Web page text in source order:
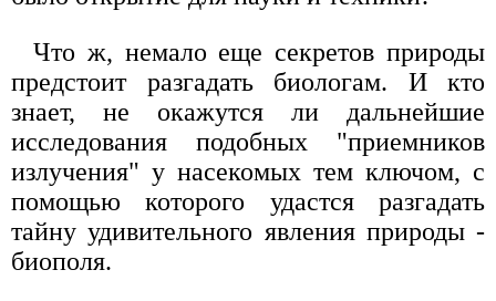
Что ж, немало еще секретов природы
предстоит разгадать биологам. И кто
знает, не окажутся ли дальнейшие
исследования подобных "приемников
излучения" у насекомых тем ключом, с
помощью которого удастся разгадать
тайну удивительного явления природы -
биополя.